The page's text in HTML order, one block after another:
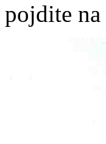
pojdite na